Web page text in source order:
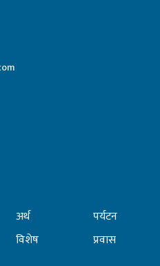
अर्थ
विशेष
पर्यटन
प्रवास